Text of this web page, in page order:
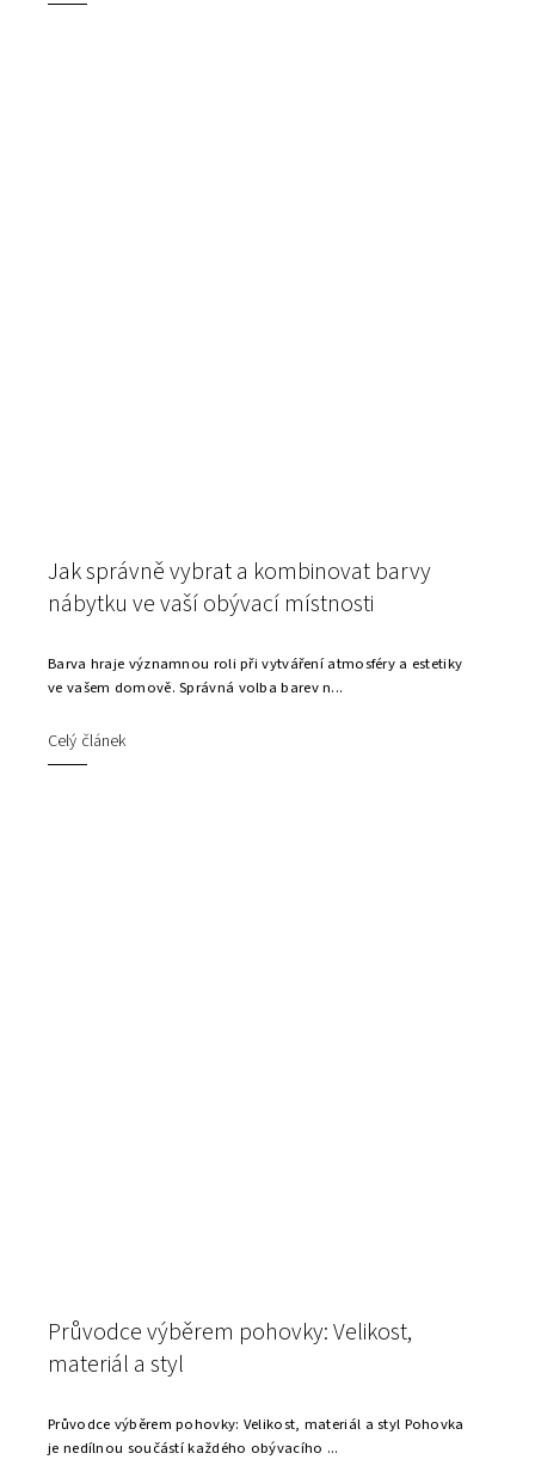
Jak správně vybrat a kombinovat barvy
nábytku ve vaší obývací místnosti
Barva hraje významnou roli při vytváření atmosféry a estetiky
ve vašem domově. Správná volba barev n...
Celý článek
Průvodce výběrem pohovky: Velikost,
materiál a styl
Průvodce výběrem pohovky: Velikost, materiál a styl Pohovka
je nedílnou součástí každého obývacího ...